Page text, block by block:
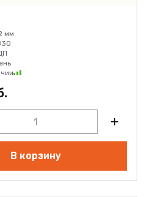
мм
В корзину